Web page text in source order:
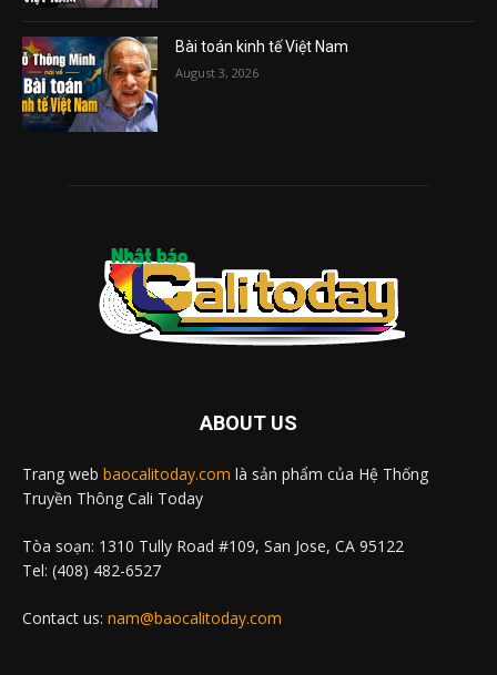
Bài toán kinh tế Việt Nam
August 3, 2026
ABOUT US
Trang web baocalitoday.com là sản phẩm của Hệ Thống
Truyền Thông Cali Today
Tòa soạn: 1310 Tully Road #109, San Jose, CA 95122
Tel: (408) 482-6527
Contact us: nam@baocalitoday.com